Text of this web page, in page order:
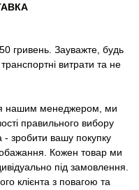
гривень. Зауважте, будь
витрати та не
нашим менеджером, ми
правильного вибору
- зробити вашу покупку
Кожен товар ми
під замовлення.
клієнта з повагою та